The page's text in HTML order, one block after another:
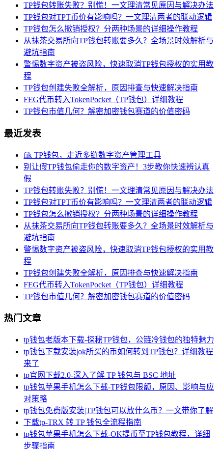
TP钱包转账失败？别慌！一文理清常见原因与解决办法
TP钱包对TPT币价有影响吗？一文理清两者的联动逻辑
TP钱包怎么撤销授权？分两种场景的详细操作教程
从抹茶交易所向TP钱包转账要多久？全场景时效解析与
避坑指南
警惕数字资产被盗风险，快速取消TP钱包授权的实用教
程
TP钱包创建失败全解析，原因排查与快速解决指南
FEG代币转入TokenPocket（TP钱包）详细教程
TP钱包市值几何？解密加密钱包赛道的价值密码
最近发表
fik TP钱包，走近多链数字资产管理工具
别让假TP钱包偷走你的数字资产！3步教你快速辨认真
假
TP钱包转账失败？别慌！一文理清常见原因与解决办法
TP钱包对TPT币价有影响吗？一文理清两者的联动逻辑
TP钱包怎么撤销授权？分两种场景的详细操作教程
从抹茶交易所向TP钱包转账要多久？全场景时效解析与
避坑指南
警惕数字资产被盗风险，快速取消TP钱包授权的实用教
程
TP钱包创建失败全解析，原因排查与快速解决指南
FEG代币转入TokenPocket（TP钱包）详细教程
TP钱包市值几何？解密加密钱包赛道的价值密码
热门文章
tp钱包老版本下载-探秘TP钱包，公链冷钱包的独特魅力
tp钱包下载安装|ok所买的币如何转到TP钱包？详细教程
来了
tp官网下载2.0-深入了解 TP 钱包与 BSC 地址
tp钱包苹果手机怎么下载-TP钱包限额，原因、影响与应
对策略
tp钱包免费版安装|TP钱包可以放什么币？一文带你了解
下载tp-TRX 转 TP 钱包全流程指南
tp钱包苹果手机怎么下载-OK提币至TP钱包教程，详细
步骤指南